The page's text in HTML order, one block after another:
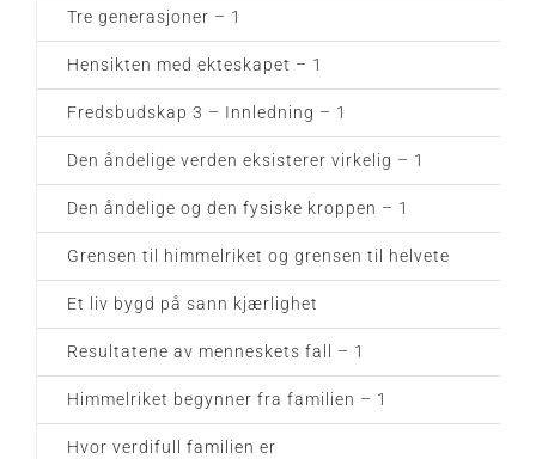
Tre generasjoner – 1
Hensikten med ekteskapet – 1
Fredsbudskap 3 – Innledning – 1
Den åndelige verden eksisterer virkelig – 1
Den åndelige og den fysiske kroppen – 1
Grensen til himmelriket og grensen til helvete
Et liv bygd på sann kjærlighet
Resultatene av menneskets fall – 1
Himmelriket begynner fra familien – 1
Hvor verdifull familien er